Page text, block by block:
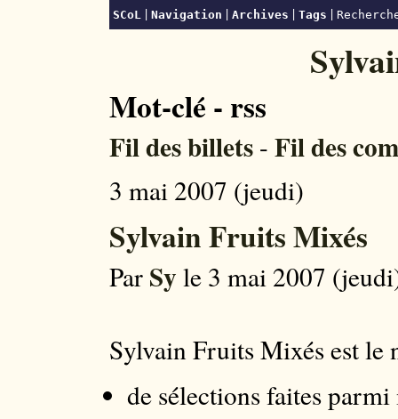
SCoL |Navigation |Archives |Tags |
Mot-clé - rss
Fil des billets- Fil des
3 mai 2007 (jeudi)
Sylvain Fruits Mixés
Par Sy le 3 mai 2007
Sylvain Fruits Mixés est le
de sélections faites